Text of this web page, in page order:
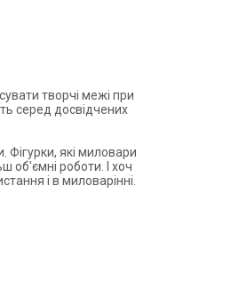
творчі межі при
серед досвідчених
Фігурки, які миловари
об'ємні роботи. І хоч
і в миловарінні.